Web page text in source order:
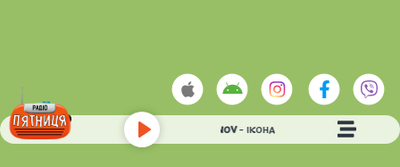
Play
IVAN LIULENOV- ІКОНА